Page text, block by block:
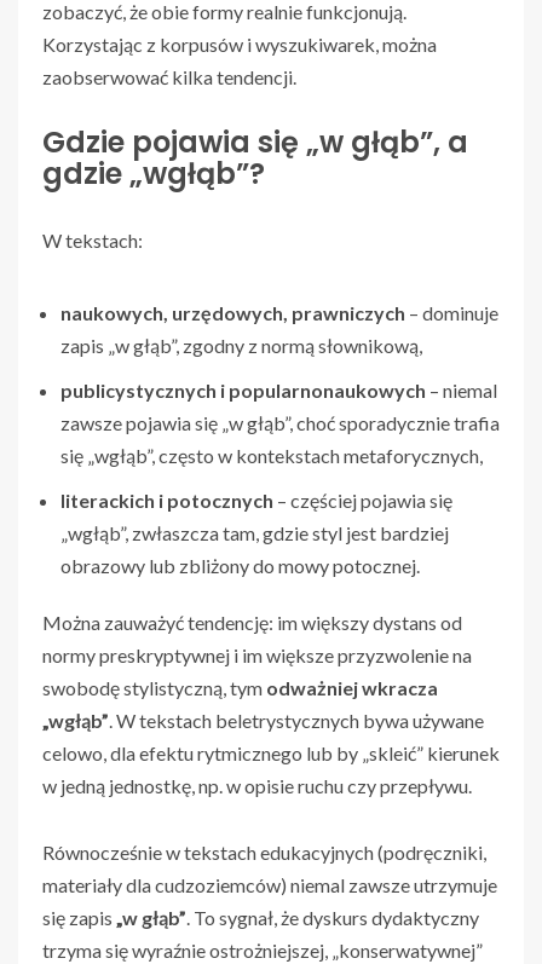
zobaczyć, że obie formy realnie funkcjonują.
Korzystając z korpusów i wyszukiwarek, można
zaobserwować kilka tendencji.
Gdzie pojawia się „w głąb”, a
gdzie „wgłąb”?
W tekstach:
naukowych, urzędowych, prawniczych – dominuje
zapis „w głąb”, zgodny z normą słownikową,
publicystycznych i popularnonaukowych – niemal
zawsze pojawia się „w głąb”, choć sporadycznie trafia
się „wgłąb”, często w kontekstach metaforycznych,
literackich i potocznych – częściej pojawia się
„wgłąb”, zwłaszcza tam, gdzie styl jest bardziej
obrazowy lub zbliżony do mowy potocznej.
Można zauważyć tendencję: im większy dystans od
normy preskryptywnej i im większe przyzwolenie na
swobodę stylistyczną, tym odważniej wkracza
„wgłąb”. W tekstach beletrystycznych bywa używane
celowo, dla efektu rytmicznego lub by „skleić” kierunek
w jedną jednostkę, np. w opisie ruchu czy przepływu.
Równocześnie w tekstach edukacyjnych (podręczniki,
materiały dla cudzoziemców) niemal zawsze utrzymuje
się zapis „w głąb”. To sygnał, że dyskurs dydaktyczny
trzyma się wyraźnie ostrożniejszej, „konserwatywnej”